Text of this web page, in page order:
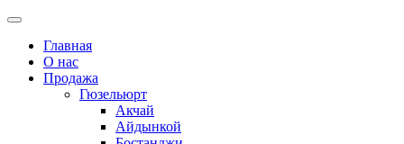
Главная
О нас
Продажа
Гюзельюрт
Акчай
Айдынкой